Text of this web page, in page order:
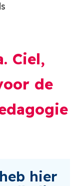
Ciel,
de
hier